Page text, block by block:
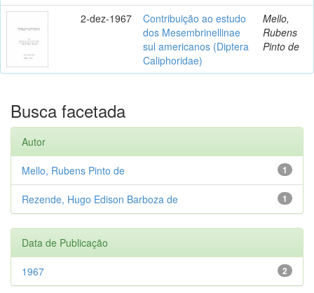
2-dez-1967
Contribuição ao estudo
dos Mesembrinellinae
sul americanos (Diptera
Caliphoridae)
Mello,
Rubens
Pinto de
Busca facetada
Autor
1
Mello, Rubens Pinto de
1
Rezende, Hugo Edison Barboza de
Data de Publicação
2
1967